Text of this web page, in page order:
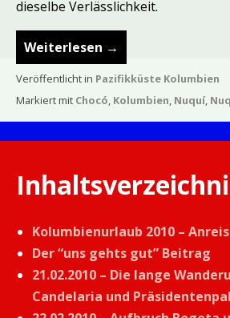
dieselbe Verlässlichkeit.
Weiterlesen →
Veröffentlicht in Pazifikküste Kolumbien
Markiert mit Chocó, Kolumbien, Nuquí,
Kolumbienurlaub 2010 –
Der “uns gehts gut” Beitrag
21.02.2010 – Die lange
Candelaria und